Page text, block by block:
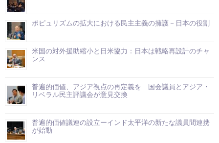
ポピュリズムの拡大における民主主義の擁護－日本の役割
米国の対外援助縮小と日米協力：日本は戦略再設計のチャ
ンス
普遍的価値、アジア視点の再定義を 国会議員とアジア・
リベラル民主評議会が意見交換
普遍的価値議連の設立ーインド太平洋の新たな議員間連携
が始動